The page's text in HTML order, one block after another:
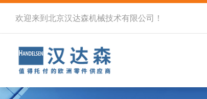
欢迎来到北京汉达森机械技术有限公司！